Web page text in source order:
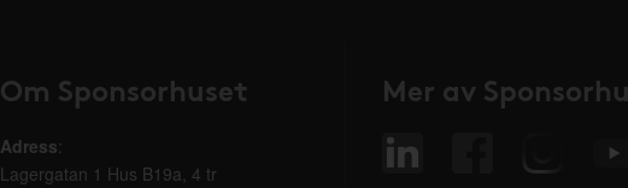
Om Sponsorhuset
Adress:
Lagergatan 1 Hus B19a, 4 tr
Mer av